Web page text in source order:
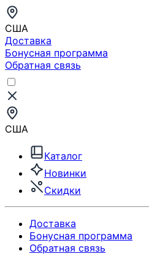
США
Доставка
Бонусная программа
Обратная связь
США
Каталог
Новинки
Скидки
Доставка
Бонусная программа
Обратная связь